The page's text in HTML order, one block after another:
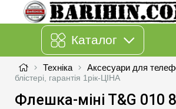
Каталог
Техніка Аксесуари для
блiстерi, гарантiя 1рiк-ЦIНА
Флешка-мiнi T&G 010